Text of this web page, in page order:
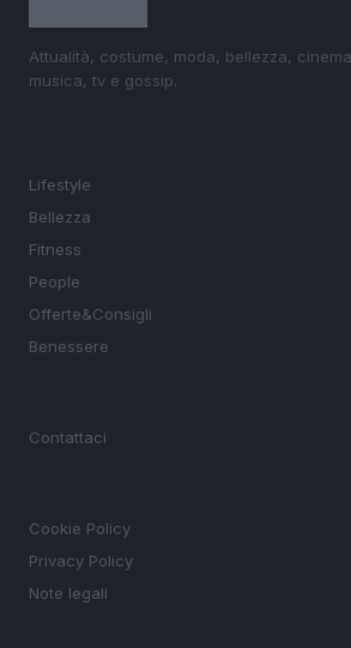
Attualità, costume, moda, bellezza,
musica, tv e gossip.
Lifestyle
Bellezza
Fitness
People
Offerte&Consigli
Benessere
Contattaci
Cookie Policy
Privacy Policy
Note legali